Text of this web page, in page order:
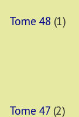
Tome 48 (1)
Tome 47 (2)